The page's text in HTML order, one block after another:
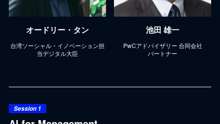
オードリー・タン
台湾ソーシャル・イノベーション担
当デジタル大臣
池田 雄一
PwCアドバイザリー 合同会社
パートナー
Session 1